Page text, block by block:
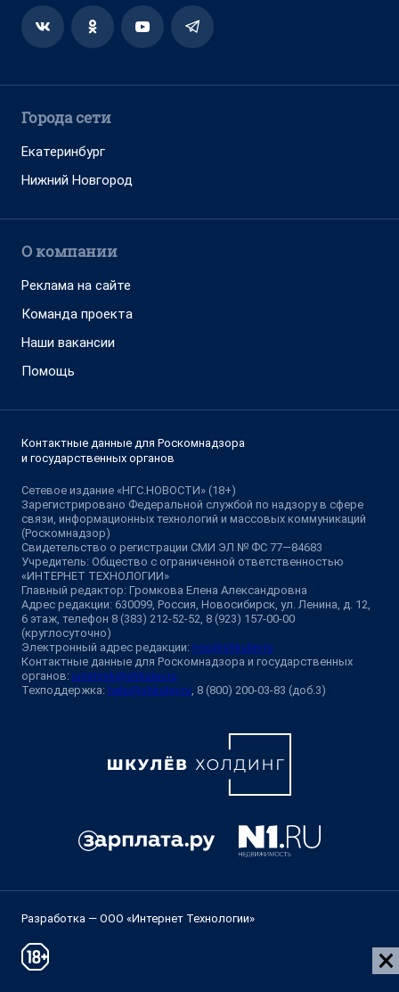
Города сети
Екатеринбург
Нижний Новгород
О компании
Реклама на сайте
Команда проекта
Наши вакансии
Помощь
Контактные данные для Роскомнадзора
и государственных органов
Сетевое издание «НГС.НОВОСТИ» (18+)
Зарегистрировано Федеральной службой по надзору в сфере
связи, информационных технологий и массовых коммуникаций
(Роскомнадзор)
Свидетельство о регистрации СМИ ЭЛ № ФС 77—84683
Учредитель: Общество с ограниченной ответственностью
«ИНТЕРНЕТ ТЕХНОЛОГИИ»
Главный редактор: Громкова Елена Александровна
Адрес редакции: 630099, Россия, Новосибирск, ул. Ленина, д. 12,
6 этаж, телефон 8 (383) 212-52-52, 8 (923) 157-00-00
(круглосуточно)
Электронный адрес редакции: ngs@shkulev.ru
Контактные данные для Роскомнадзора и государственных
органов: juristnsk@shkulev.ru
Техподдержка: help@shkulev.ru , 8 (800) 200-03-83 (доб.3)
Разработка — ООО «Интернет Технологии»